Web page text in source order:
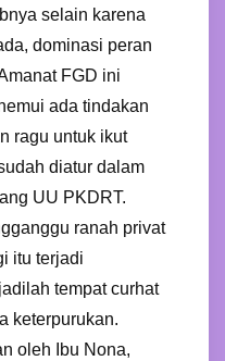
selain karena
dominasi peran
FGD ini
ada tindakan
ragu untuk ikut
diatur dalam
UU PKDRT.
ranah privat
itu terjadi
tempat curhat
keterpurukan.
oleh Ibu Nona,